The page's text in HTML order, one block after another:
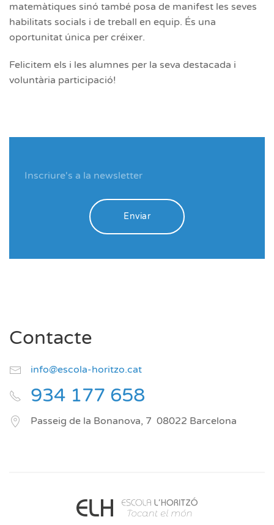
matemàtiques sinó també posa de manifest les seves
habilitats socials i de treball en equip. És una
oportunitat única per créixer.
Felicitem els i les alumnes per la seva destacada i
voluntària participació!
Enviar
Contacte
info@escola-horitzo.cat
934 177 658
Passeig de la Bonanova, 7 08022 Barcelona